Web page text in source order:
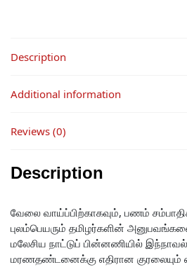
Description
Additional information
Reviews (0)
Description
வேலை வாய்ப்பிற்காகவும், பணம்
புலம்பெயரும் தமிழர்களின்
மலேசிய நாட்டுப் பின்னணியில் இந்நாவல்
மரணதண்டனைக்கு எதிரான குரலையும்